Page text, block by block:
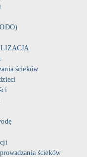
ścieków
ścieków